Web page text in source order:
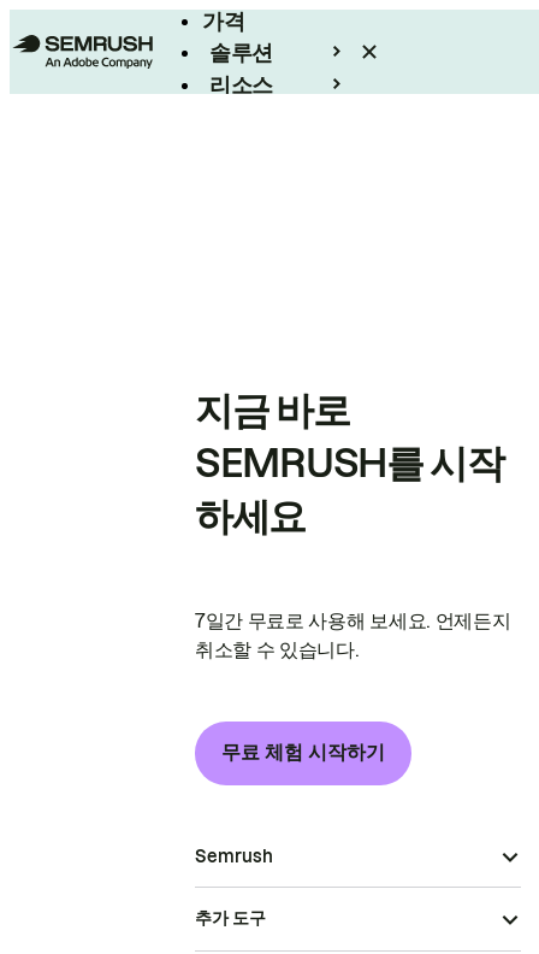
가격
솔루션
리소스
지금 바로
SEMRUSH를 시작
하세요
7일간 무료로 사용해 보세요. 언제든지
취소할 수 있습니다.
무료 체험 시작하기
Semrush
추가 도구